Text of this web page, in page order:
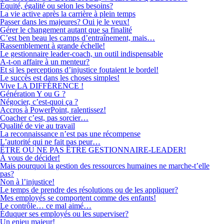
Équité, égalité ou selon les besoins?
La vie active après la carrière à plein temps
Passer dans les majeures? Oui je le veux!
Gérer le changement autant que sa finalité
C’est ben beau les camps d’entraînement, mais…
Rassemblement à grande échelle!
Le gestionnaire leader-coach, un outil indispensable
A-t-on affaire à un menteur?
Et si les perceptions d’injustice foutaient le bordel!
Le succès est dans les choses simples!
Vive LA DIFFÉRENCE !
Génération Y ou G ?
Négocier, c’est-quoi ça ?
Accros à PowerPoint, ralentissez!
Coacher c’est, pas sorcier…
Qualité de vie au travail
La reconnaissance n’est pas une récompense
L’autorité qui ne fait pas peur…
ÊTRE OU NE PAS ÊTRE GESTIONNAIRE-LEADER!
À vous de décider!
Mais pourquoi la gestion des ressources humaines ne marche-t’elle
pas?
Non à l’injustice!
Le temps de prendre des résolutions ou de les appliquer?
Mes employés se comportent comme des enfants!
Le contrôle… ce mal aimé…
Éduquer ses employés ou les superviser?
Un enjeu majeur!